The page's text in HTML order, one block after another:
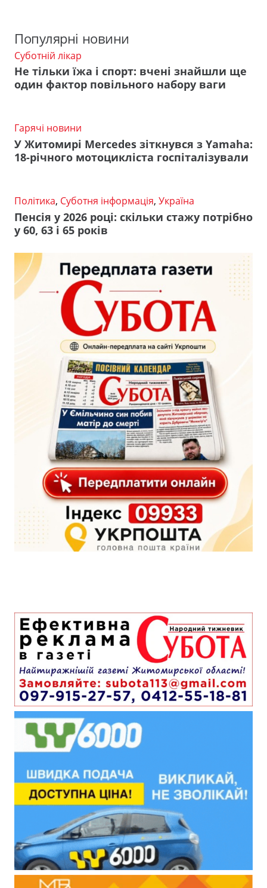
Популярні новини
Суботній лікар
Не тільки їжа і спорт: вчені знайшли ще
один фактор повільного набору ваги
Гарячі новини
У Житомирі Mercedes зіткнувся з Yamaha:
18-річного мотоцикліста госпіталізували
Політика, Суботня інформація, Україна
Пенсія у 2026 році: скільки стажу потрібно
у 60, 63 і 65 років